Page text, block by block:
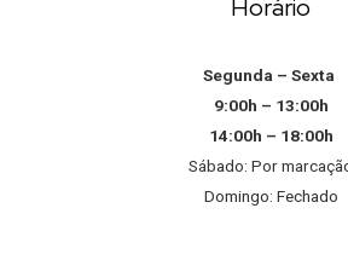
Horário
Segunda – Sexta
9:00h – 13:00h
14:00h – 18:00h
Sábado: Por
Domingo: Fechado